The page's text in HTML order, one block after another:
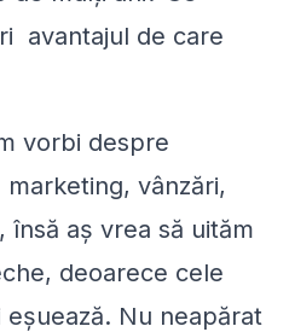
avantajul de care
vorbi despre
vânzări,
aş vrea să uităm
deoarece cele
eşuează. Nu neapărat